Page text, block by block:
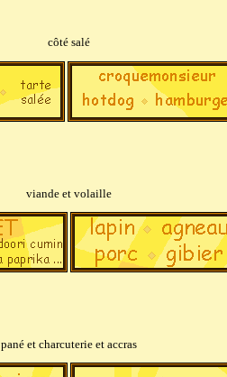
côté salé
viande et volaille
pané et charcuterie et accras